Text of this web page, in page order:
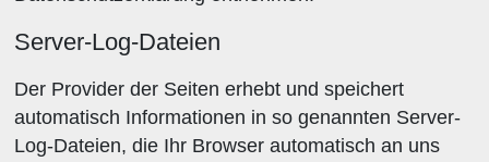
Server-Log-Dateien
Der Provider der Seiten erhebt und speichert
automatisch Informationen in so genannten Server-
Log-Dateien, die Ihr Browser automatisch an uns